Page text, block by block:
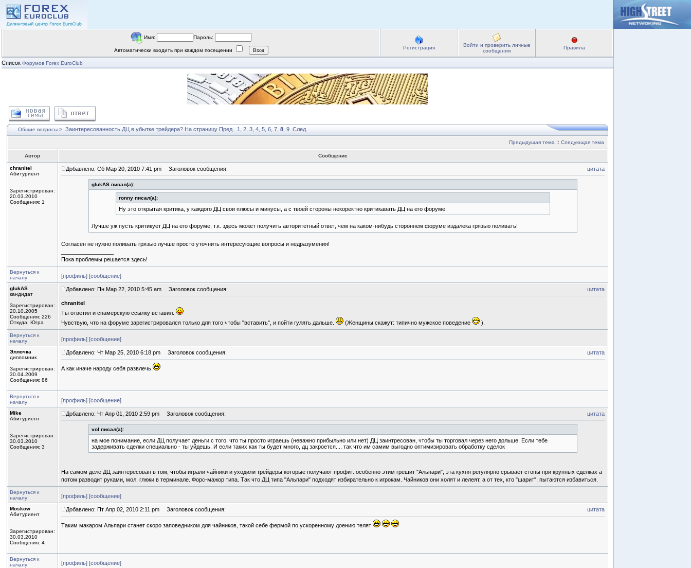
Имя: Пароль:
Автоматически входить при каждом посещении Регистрация
Войти и проверить личные
сообщения
Правила
Список Форумов Forex EuroClub
Общие вопросы > Заинтересованность ДЦ в убытке трейдера? На страницу Пред. 1 2 3 4 5 6 7 8 9 След.
Предыдущая тема :: Следующая тема
Автор Сообщение
chranitel
Абитуриент
Зарегистрирован:
20.03.2010
Сообщения: 1
Добавлено: Сб Мар 20, 2010 7:41 pm Заголовок сообщения: цитата
glukAS писал(а):
ronny писал(а):
Ну это открытая критика, у каждого ДЦ свои плюсы и минусы, а с твоей стороны некоректно критикавать ДЦ на его форуме.
Лучше уж пусть критикует ДЦ на его форуме, т.к. здесь может получить авторитетный ответ, чем на каком-нибудь стороннем форуме издалека грязью поливать!
Согласен не нужно поливать грязью лучше просто уточнить интересующие вопросы и недразумения!
Пока проблемы решается здесь!
Вернуться к
началу
[профиль] [сообщение]
glukAS
кандидат
Зарегистрирован:
20.10.2005
Сообщения: 226
Откуда: Югра
Добавлено: Пн Мар 22, 2010 5:45 am Заголовок сообщения: цитата
chranitel
Ты ответил и спамерскую ссылку вставил.
Чувствую, что на форуме зарегистрировался только для того чтобы "вставить", и пойти гулять дальше.
(Женщины скажут: типично мужское поведение ).
Вернуться к
началу
[профиль] [сообщение]
Эллочка
дипломник
Зарегистрирован:
30.04.2009
Сообщения: 86
Добавлено: Чт Мар 25, 2010 6:18 pm Заголовок сообщения: цитата
А как иначе народу себя развлечь
Вернуться к
началу
[профиль] [сообщение]
Mike
Абитуриент
Зарегистрирован:
30.03.2010
Сообщения: 3
Добавлено: Чт Апр 01, 2010 2:59 pm Заголовок сообщения: цитата
vol писал(а):
на мое понимание, если ДЦ получает деньги с того, что ты просто играешь (неважно прибыльно или нет) ДЦ заинтресован, чтобы ты торговал через него дольше. Если тебе
задерживать сделки специально - ты уйдешь. И если таких как ты будет много, дц закроется.... так что им самим выгодно оптимизировать обработку сделок
На самом деле ДЦ заинтересован в том, чтобы играли чайники и уходили трейдеры которые получают профит. особенно этим грешит "Альпари", эта кухня регулярно срывает стопы при крупных сделках а
потом разводит руками, мол, глюки в терминале. Форс-мажор типа. Так что ДЦ типа "Альпари" подходят избирательно к игрокам. Чайников они холят и лелеят, а от тех, кто "шарит", пытаются избавиться.
Вернуться к
началу
[профиль] [сообщение]
Moskow
Абитуриент
Зарегистрирован:
30.03.2010
Сообщения: 4
Добавлено: Пт Апр 02, 2010 2:11 pm Заголовок сообщения: цитата
Таким макаром Альпари станет скоро заповедником для чайников, такой себе фермой по ускоренному доению телят
Вернуться к
началу
[профиль] [сообщение]